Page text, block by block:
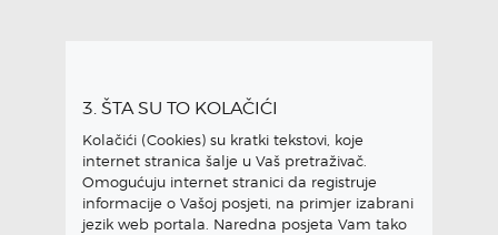
3. ŠTA SU TO KOLAČIĆI
Kolačići (Cookies) su kratki tekstovi, koje
internet stranica šalje u Vaš pretraživač.
Omogućuju internet stranici da registruje
informacije o Vašoj posjeti, na primjer izabrani
jezik web portala. Naredna posjeta Vam tako